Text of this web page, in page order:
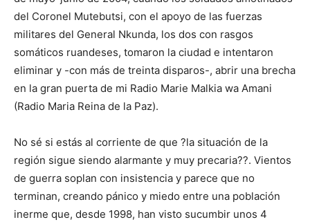
del Coronel Mutebutsi, con el apoyo de las fuerzas
militares del General Nkunda, los dos con rasgos
somáticos ruandeses, tomaron la ciudad e intentaron
eliminar y -con más de treinta disparos-, abrir una brecha
en la gran puerta de mi Radio Marie Malkia wa Amani
(Radio Maria Reina de la Paz).
No sé si estás al corriente de que ?la situación de la
región sigue siendo alarmante y muy precaria??. Vientos
de guerra soplan con insistencia y parece que no
terminan, creando pánico y miedo entre una población
inerme que, desde 1998, han visto sucumbir unos 4